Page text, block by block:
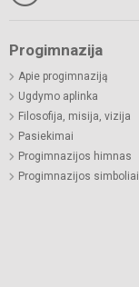
Progimnazija
Apie progimnaziją
Ugdymo aplinka
Filosofija, misija, vizija
Pasiekimai
Progimnazijos himnas
Progimnazijos simboliai